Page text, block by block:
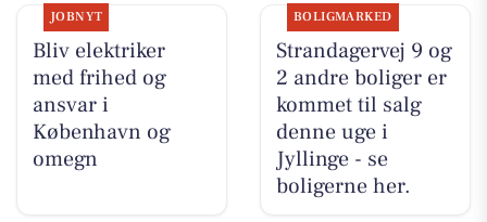
JOBNYT
Bliv elektriker
med frihed og
ansvar i
København og
omegn
BOLIGMARKED
Strandagervej 9 og
2 andre boliger er
kommet til salg
denne uge i
Jyllinge - se
boligerne her.